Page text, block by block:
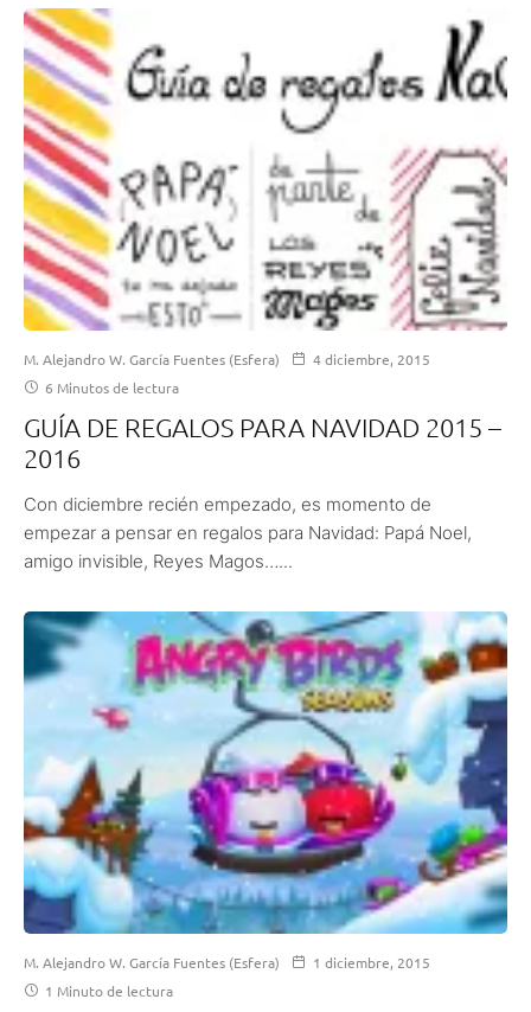
M. Alejandro W. García Fuentes (Esfera)
4 diciembre, 2015
6 Minutos de lectura
GUÍA DE REGALOS PARA NAVIDAD 2015 –
2016
Con diciembre recién empezado, es momento de
empezar a pensar en regalos para Navidad: Papá Noel,
amigo invisible, Reyes Magos…...
M. Alejandro W. García Fuentes (Esfera)
1 diciembre, 2015
1 Minuto de lectura